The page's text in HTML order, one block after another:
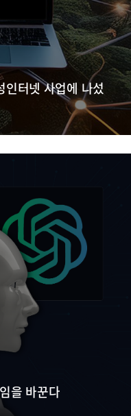
터넷 사업에 나섰
을 바꾼다